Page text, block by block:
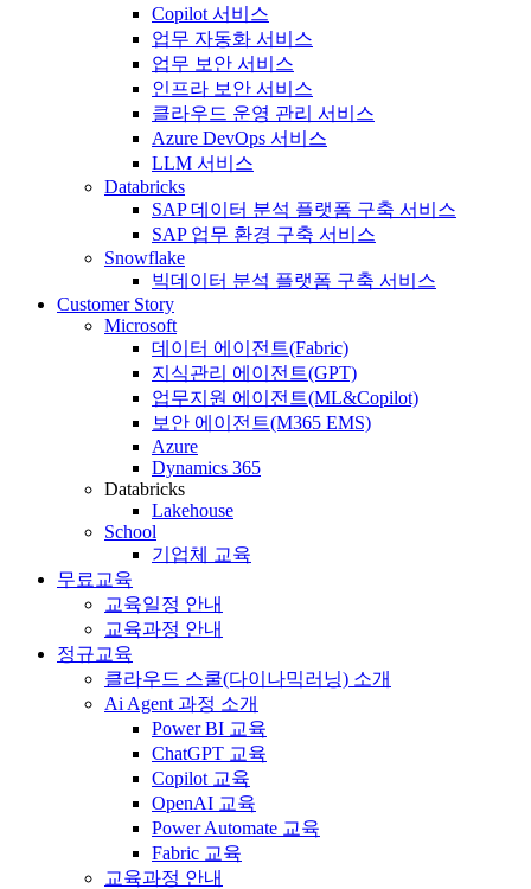
Copilot 서비스
업무 자동화 서비스
업무 보안 서비스
인프라 보안 서비스
클라우드 운영 관리 서비스
Azure DevOps 서비스
LLM 서비스
Databricks
SAP 데이터 분석 플랫폼 구축 서비스
SAP 업무 환경 구축 서비스
Snowflake
빅데이터 분석 플랫폼 구축 서비스
Customer Story
Microsoft
데이터 에이전트(Fabric)
지식관리 에이전트(GPT)
업무지원 에이전트(ML&Copilot)
보안 에이전트(M365 EMS)
Azure
Dynamics 365
Databricks
Lakehouse
School
기업체 교육
무료교육
교육일정 안내
교육과정 안내
정규교육
클라우드 스쿨(다이나믹러닝) 소개
Ai Agent 과정 소개
Power BI 교육
ChatGPT 교육
Copilot 교육
OpenAI 교육
Power Automate 교육
Fabric 교육
교육과정 안내